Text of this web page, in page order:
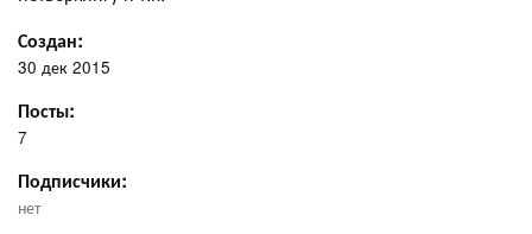
Создан:
30 дек 2015
Посты:
7
Подписчики:
нет